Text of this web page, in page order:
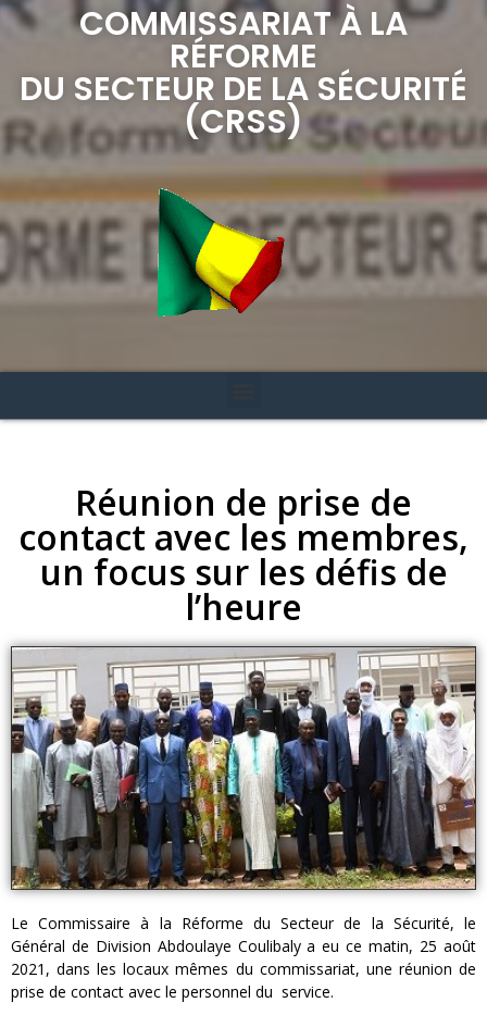
COMMISSARIAT À LA
RÉFORME
DU SECTEUR DE LA SÉCURITÉ
(CRSS)
Réunion de prise de
contact avec les membres,
un focus sur les défis de
l’heure
Le Commissaire à la Réforme du Secteur de la Sécurité, le
Général de Division Abdoulaye Coulibaly a eu ce matin, 25 août
2021, dans les locaux mêmes du commissariat, une réunion de
prise de contact avec le personnel du service.